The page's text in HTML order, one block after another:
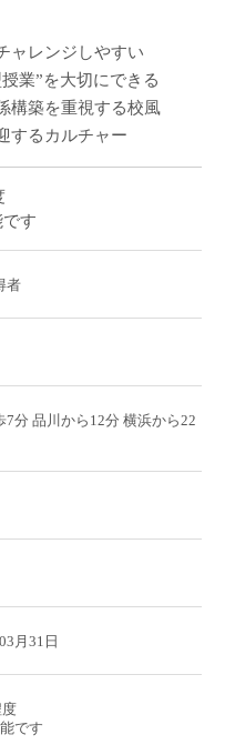
ャレンジしやすい
業”を大切にできる
構築を重視する校風
するカルチャー
す
者
分 品川から12分 横浜から22
月31日
です